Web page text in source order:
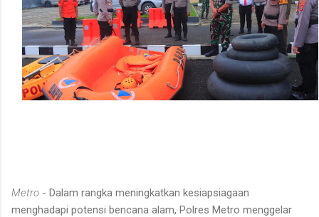
Metro - Dalam rangka meningkatkan kesiapsiagaan
menghadapi potensi bencana alam, Polres Metro menggelar